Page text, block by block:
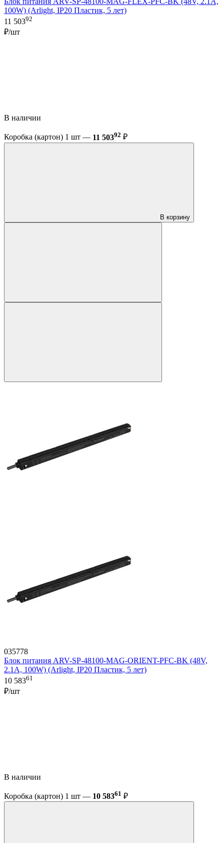
100W) (Arlight, IP20 Пластик, 5 лет)
11 50392
₽/шт
В наличии
Коробка (картон) 1 шт — 11 50392 ₽
В корзину
035778
Блок питания ARV-SP-48100-MAG-ORIENT-PFC-BK (48V,
2.1A, 100W) (Arlight, IP20 Пластик, 5 лет)
10 58361
₽/шт
В наличии
Коробка (картон) 1 шт — 10 58361 ₽